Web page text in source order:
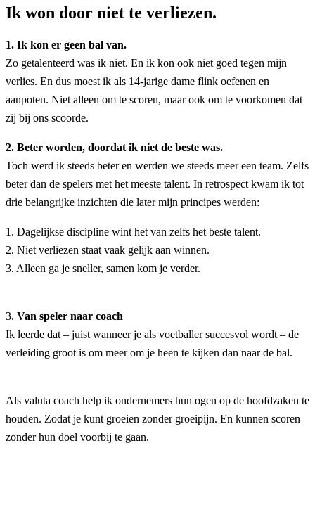
Ik won door niet te verliezen.
1. Ik kon er geen bal van.
Zo getalenteerd was ik niet. En ik kon ook niet goed tegen mijn
verlies. En dus moest ik als 14-jarige dame flink oefenen en
aanpoten. Niet alleen om te scoren, maar ook om te voorkomen dat
zij bij ons scoorde.
2. Beter worden, doordat ik niet de beste was.
Toch werd ik steeds beter en werden we steeds meer een team. Zelfs
beter dan de spelers met het meeste talent. In retrospect kwam ik tot
drie belangrijke inzichten die later mijn principes werden:
1. Dagelijkse discipline wint het van zelfs het beste talent.
2. Niet verliezen staat vaak gelijk aan winnen.
3. Alleen ga je sneller, samen kom je verder.
3. Van speler naar coach
Ik leerde dat – juist wanneer je als voetballer succesvol wordt – de
verleiding groot is om meer om je heen te kijken dan naar de bal.
Als valuta coach help ik ondernemers hun ogen op de hoofdzaken te
houden. Zodat je kunt groeien zonder groeipijn. En kunnen scoren
zonder hun doel voorbij te gaan.